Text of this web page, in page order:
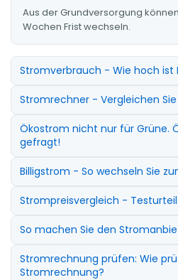
Aus der Grundversorgung
Wochen Frist wechseln.
Stromverbrauch - Wie hoch ist
Stromrechner - Vergleichen
Ökostrom nicht nur für Grüne.
gefragt!
Billigstrom - So wechseln Sie
Strompreisvergleich -
So machen Sie den
Stromrechnung prüfen: Wie
Stromrechnung?